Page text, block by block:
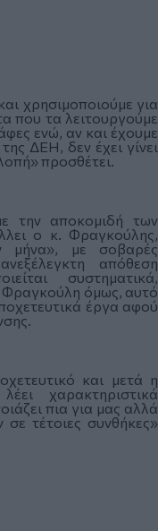
χρησιμοποιούμε για
που τα λειτουργούμε
ενώ, αν και έχουμε
ΔΕΗ, δεν έχει γίνει
προσθέτει.
την αποκομιδή των
ο κ. Φραγκούλης,
μήνα», με σοβαρές
απόθεση
συστηματικά,
Φραγκούλη όμως, αυτό
έργα αφού
και μετά η
χαρακτηριστικά
πια για μας αλλά
τέτοιες συνθήκες»